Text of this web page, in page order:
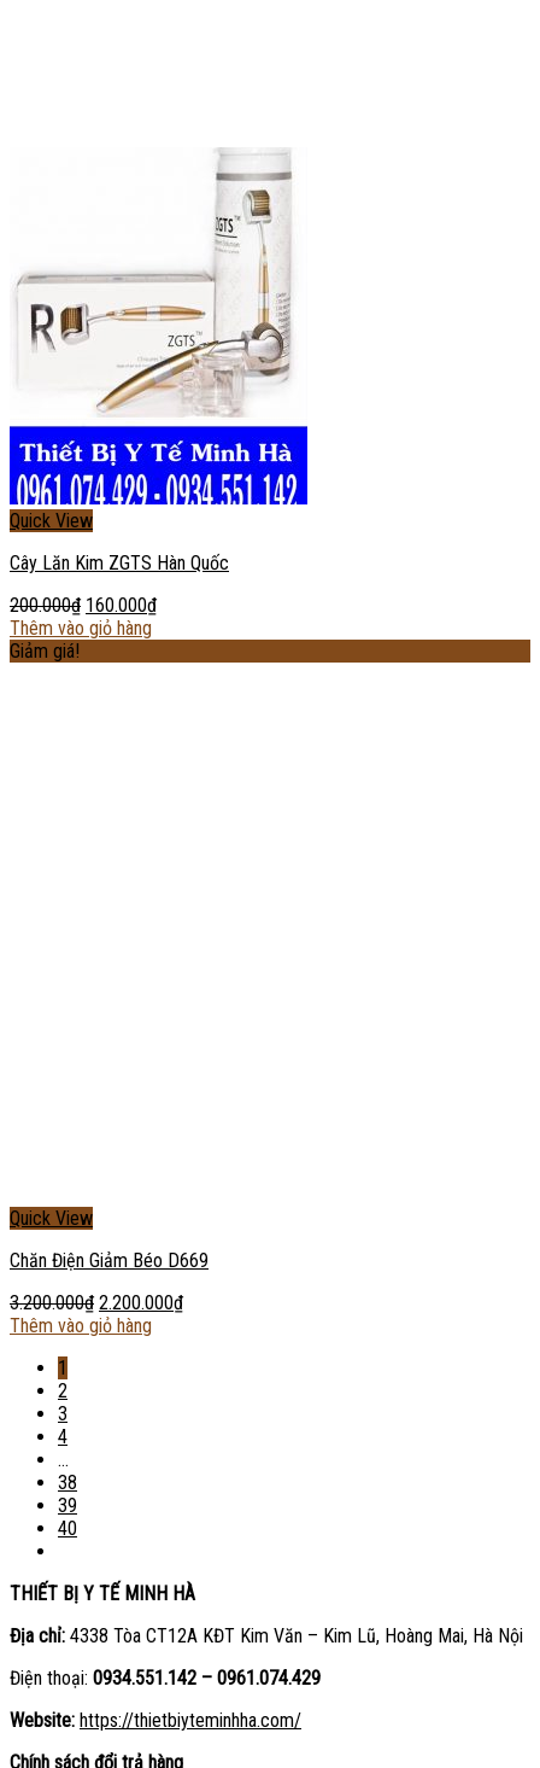
Quick View
Cây Lăn Kim ZGTS Hàn Quốc
200.000₫ 160.000₫
Thêm vào giỏ hàng
Giảm giá!
Quick View
Chăn Điện Giảm Béo D669
3.200.000₫ 2.200.000₫
Thêm vào giỏ hàng
1
2
3
4
…
38
39
40
THIẾT BỊ Y TẾ MINH HÀ
Địa chỉ: 4338 Tòa CT12A KĐT Kim Văn – Kim Lũ, Hoàng Mai, Hà Nội
Điện thoại: 0934.551.142 – 0961.074.429
Website: https://thietbiyteminhha.com/
Chính sách đổi trả hàng